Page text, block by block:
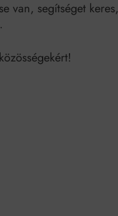
van, segítséget keres,